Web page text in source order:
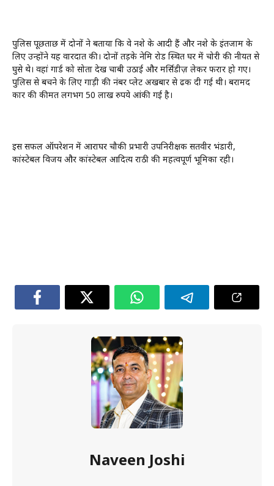
पुलिस पूछताछ में दोनों ने बताया कि वे नशे के आदी हैं और नशे के इंतजाम के
लिए उन्होंने यह वारदात की। दोनों तड़के नेमि रोड स्थित घर में चोरी की नीयत से
घुसे थे। वहां गार्ड को सोता देख चाबी उठाई और मर्सिडीज़ लेकर फरार हो गए।
पुलिस से बचने के लिए गाड़ी की नंबर प्लेट अखबार से ढक दी गई थी। बरामद
कार की कीमत लगभग 50 लाख रुपये आंकी गई है।
इस सफल ऑपरेशन में आराघर चौकी प्रभारी उपनिरीक्षक सतवीर भंडारी,
कांस्टेबल विजय और कांस्टेबल आदित्य राठी की महत्वपूर्ण भूमिका रही।
Naveen Joshi